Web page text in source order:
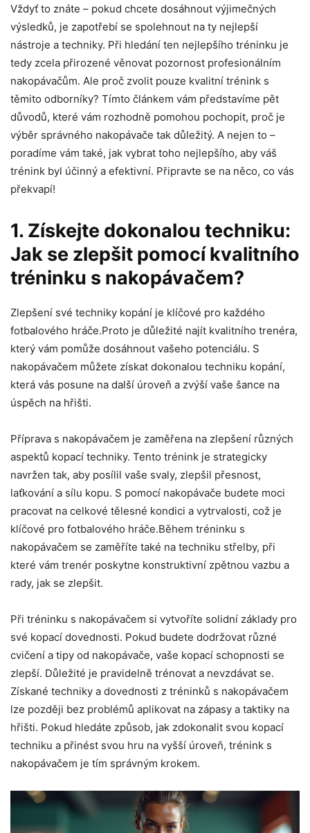
Vždyť to znáte – pokud chcete dosáhnout výjimečných
výsledků, je zapotřebí se spolehnout na ty nejlepší
nástroje a techniky. Při hledání ten nejlepšího tréninku je
tedy zcela přirozené věnovat pozornost profesionálním
nakopávačům. Ale proč zvolit pouze kvalitní trénink s
těmito odborníky? Tímto článkem vám představíme pět
důvodů, které vám rozhodně pomohou pochopit, proč je
výběr správného nakopávače tak důležitý. A nejen to –
poradíme vám také, jak vybrat toho nejlepšího, aby váš
trénink byl účinný a efektivní. Připravte se na něco, co vás
překvapí!
1. Získejte dokonalou techniku:
Jak se zlepšit pomocí kvalitního
tréninku s nakopávačem?
Zlepšení své techniky kopání je klíčové pro každého
fotbalového hráče.Proto je důležité najít kvalitního trenéra,
který vám pomůže dosáhnout vašeho potenciálu. S
nakopávačem můžete získat dokonalou techniku kopání,
která vás posune na další úroveň a zvýší vaše šance na
úspěch na hřišti.
Příprava s nakopávačem je zaměřena na zlepšení různých
aspektů kopací techniky. Tento trénink je strategicky
navržen tak, aby posílil vaše svaly, zlepšil přesnost,
laťkování a sílu kopu. S pomocí nakopávače budete moci
pracovat na celkové tělesné kondici a vytrvalosti, což je
klíčové pro fotbalového hráče.Během tréninku s
nakopávačem se zaměříte také na techniku střelby, při
které vám trenér poskytne konstruktivní zpětnou vazbu a
rady, jak se zlepšit.
Při tréninku s nakopávačem si vytvoříte solidní základy pro
své kopací dovednosti. Pokud budete dodržovat různé
cvičení a tipy od nakopávače, vaše kopací schopnosti se
zlepší. Důležité je pravidelně trénovat a nevzdávat se.
Získané techniky a dovednosti z tréninků s nakopávačem
lze později bez problémů aplikovat na zápasy a taktiky na
hřišti. Pokud hledáte způsob, jak zdokonalit svou kopací
techniku a přinést svou hru na vyšší úroveň, trénink s
nakopávačem je tím správným krokem.